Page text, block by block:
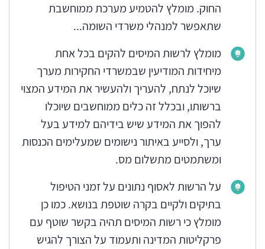
החוק. מומלץ להטמיע מערכת ממוחשבת
שתאפשר למנהלי משרדי השומה...
מומלץ לרשות המיסים להקים בכל אחת
מיחידות המודיעין שבמשרדי החקירות מערך
שיוכל לנתח, להעריך ולהעשיר את המידע המצוי
ברשותו, ובכלל זה כלים ממוחשבים שיוכלו
להפוך את המידע שיש בידיהם למידע בעל
ערך, ולסייע באיתור נישומים שמעלימים הכנסות
ומשתמטים מתשלום מס.
על הרשות לאסוף נתונים על זמני הטיפול
בתיקים ולקיים בקרה שוטפת בנושא. כמו כן
מומלץ כי רשות המיסים תהיה בקשר שוטף עם
פרקליטות המדינה ותעמוד על הצורך להגיש